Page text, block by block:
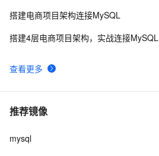
查看更多
搭建电商项目架构连接MySQL
搭建4层电商项目架构，实战连接MySQL
推荐镜像
mysql